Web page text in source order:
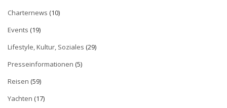
Charternews (10)
Events (19)
Lifestyle, Kultur, Soziales (29)
Presseinformationen (5)
Reisen (59)
Yachten (17)